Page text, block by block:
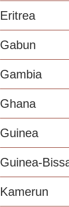
Eritrea
Gabun
Gambia
Ghana
Guinea
Guinea-
Kamerun